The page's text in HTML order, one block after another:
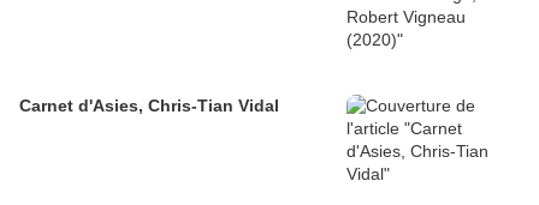
Carnet d'Asies, Chris-Tian Vidal